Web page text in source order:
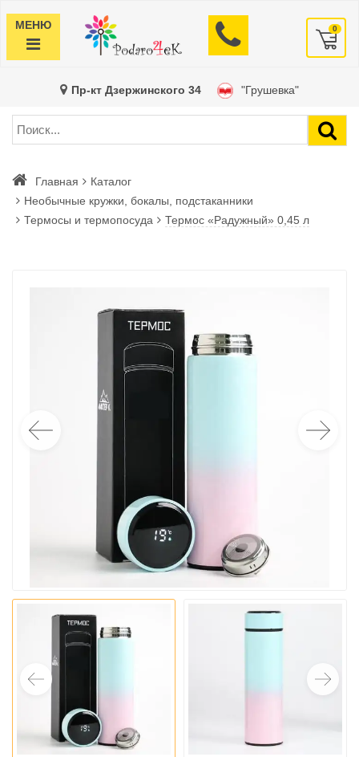
МЕНЮ 0
Пр-кт Дзержинского 34 "Грушевка"
Главная
Каталог
Необычные кружки, бокалы, подстаканники
Термосы и термопосуда
Термос «Радужный» 0,45 л